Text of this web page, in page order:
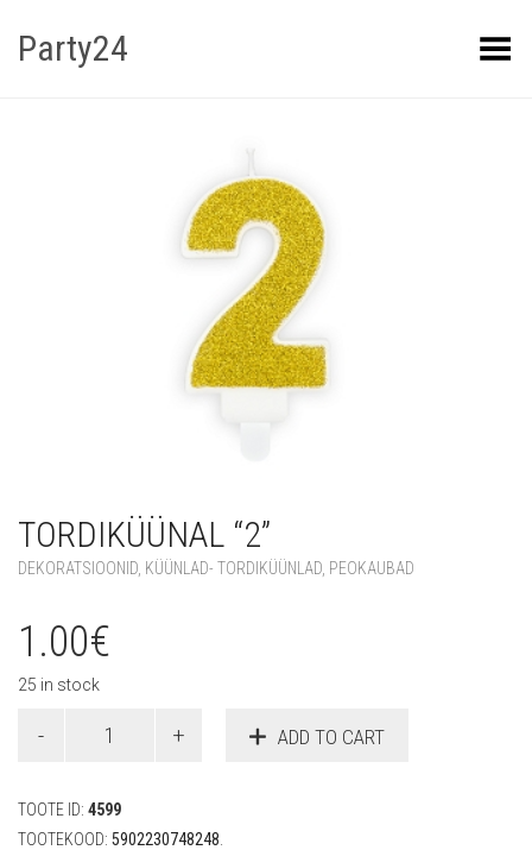
Party24 Kuva menüü
TORDIKÜÜNAL “2”
DEKORATSIOONID KÜÜNLAD- TORDIKÜÜNLAD PEOKAUBAD
1.00€
25 in stock
ADD TO CART
TOOTE ID: 4599
TOOTEKOOD: 5902230748248